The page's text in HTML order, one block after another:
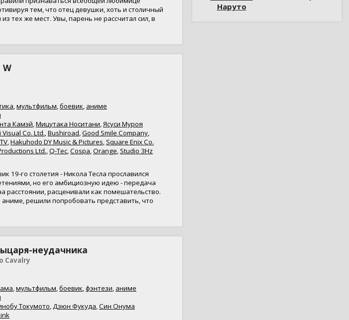
тем, что отец девушки, хоть и столичный
тех же мест. Увы, парень не рассчитал сил, в
,мультфильм,боевик, аниме
Камэй,Мицутака Носитани,Ясуси Муроя
Co. Ltd.,Bushiroad,Good Smile Company,
,Hakuhodo DY Music & Pictures,Square Enix Co.
Ltd.,Q-Tec,Cospa,Orange,Studio 3Hz
19-го столетия - Никола Тесла прославился
но его амбициозную идею - передача
расстоянии, расценивали как помешательство.
решили попробовать представить, что
неудачника
Cavalry
,мультфильм,боевик,фэнтези, аниме
Токумото,Дзюн Фукуда,Син Онума
Наруто